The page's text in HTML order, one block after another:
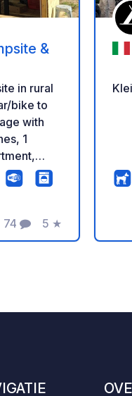
&
in rural
bike to
with
facilities,
74
Commentaren
5
Beoordeling
★